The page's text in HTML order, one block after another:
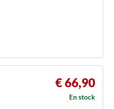
€ 66,90
En stock